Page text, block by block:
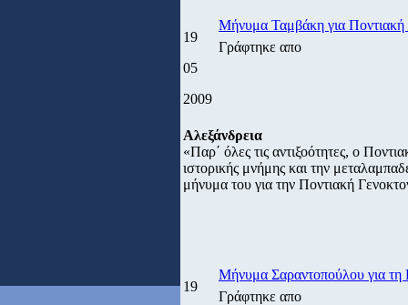
19
05
2009
Μήνυμα Ταμβάκη για Ποντιακή
Γράφτηκε απο
Αλεξάνδρεια
«Παρ΄ όλες τις αντιξοότητες, ο
ιστορικής μνήμης και την
μήνυμα του για την Ποντιακή
19
Μήνυμα Σαραντοπούλου για τη
Γράφτηκε απο